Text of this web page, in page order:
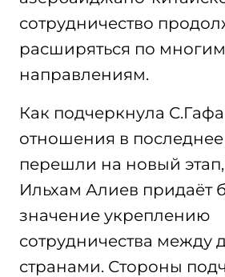
сотрудничество
расширяться по многим
направлениям.
Как подчеркнула
отношения в
перешли на новый
Ильхам Алиев придаёт
значение укреплению
сотрудничества между
странами. Стороны